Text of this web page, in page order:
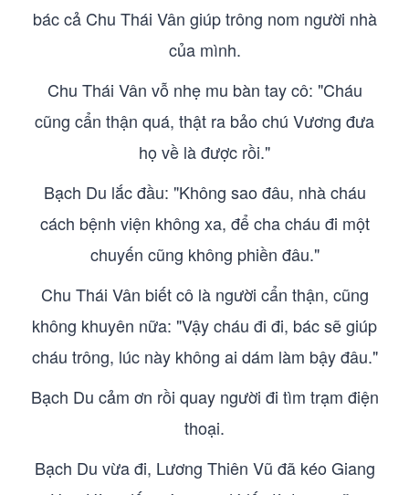
bác cả Chu Thái Vân giúp trông nom người nhà
của mình.
Chu Thái Vân vỗ nhẹ mu bàn tay cô: "Cháu
cũng cẩn thận quá, thật ra bảo chú Vương đưa
họ về là được rồi."
Bạch Du lắc đầu: "Không sao đâu, nhà cháu
cách bệnh viện không xa, để cha cháu đi một
chuyến cũng không phiền đâu."
Chu Thái Vân biết cô là người cẩn thận, cũng
không khuyên nữa: "Vậy cháu đi đi, bác sẽ giúp
cháu trông, lúc này không ai dám làm bậy đâu."
Bạch Du cảm ơn rồi quay người đi tìm trạm điện
thoại.
Bạch Du vừa đi, Lương Thiên Vũ đã kéo Giang